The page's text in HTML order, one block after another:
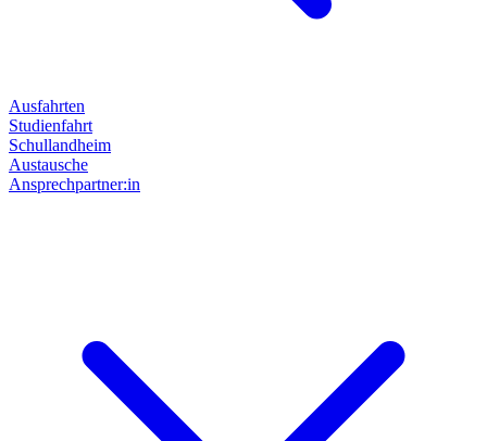
Ausfahrten
Studienfahrt
Schullandheim
Austausche
Ansprechpartner:in